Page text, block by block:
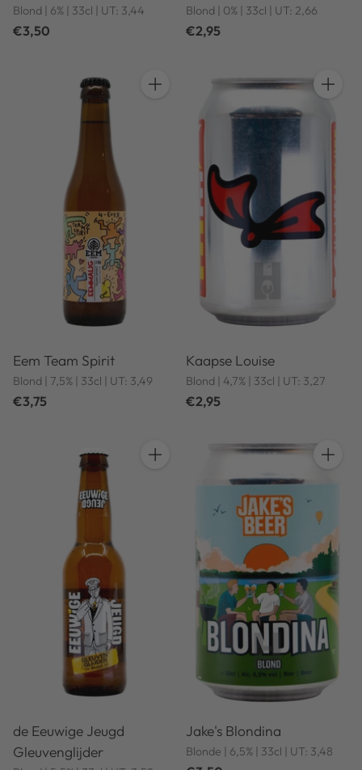
Blond | 6% | 33cl | UT: 3,44
€3,50
Blond | 0% | 33cl | UT: 2,66
€2,95
Eem Team Spirit
Blond | 7,5% | 33cl | UT: 3,49
€3,75
Anzahl
Kaapse Louise
Blond | 4,7% | 33cl | UT: 3,27
€2,95
de Eeuwige Jeugd
Gleuvenglijder
Anzahl
Jake's Blondina
Blonde | 6,5% | 33cl | UT: 3,48